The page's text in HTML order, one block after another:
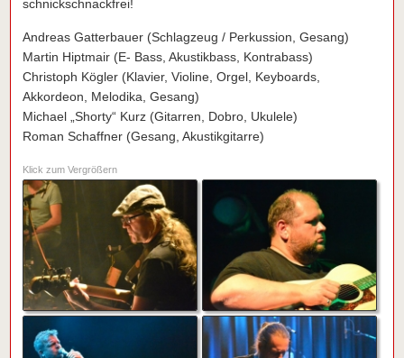
schnickschnackfrei!
Andreas Gatterbauer (Schlagzeug / Perkussion, Gesang)
Martin Hiptmair (E- Bass, Akustikbass, Kontrabass)
Christoph Kögler (Klavier, Violine, Orgel, Keyboards,
Akkordeon, Melodika, Gesang)
Michael „Shorty“ Kurz (Gitarren, Dobro, Ukulele)
Roman Schaffner (Gesang, Akustikgitarre)